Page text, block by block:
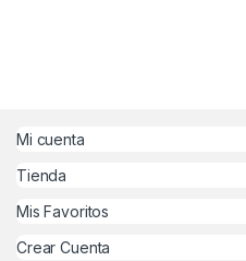
Mi cuenta
Tienda
Mis Favoritos
Crear Cuenta